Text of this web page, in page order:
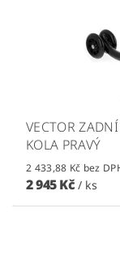
VECTOR
KOLA PRAVÝ
2 433,88 Kč bez
2 945 Kč / ks